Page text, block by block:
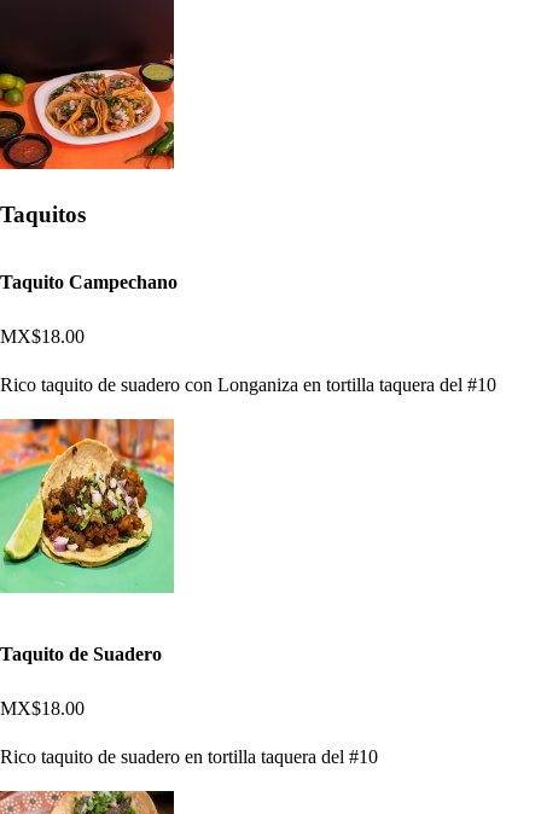
Taquitos
Taquito Campechano
MX$18.00
Rico taquito de suadero con Longaniza en tortilla taquera del #10
Taquito de Suadero
MX$18.00
Rico taquito de suadero en tortilla taquera del #10